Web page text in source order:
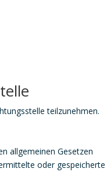
teilzunehmen.
allgemeinen Gesetzen
oder gespeicherte